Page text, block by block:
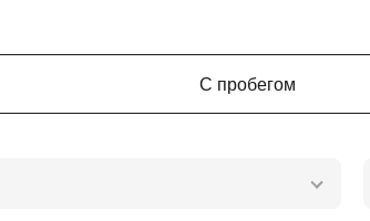
С пробегом